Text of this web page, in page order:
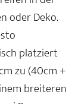
oder Deko.
platziert
zu (40cm +
breiteren